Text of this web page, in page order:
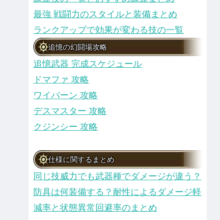
最強 戦闘力のスタイルと装備まとめ
ランクアップで効果が変わる技の一覧
追憶の幻闘場攻略
追憶武器 完成スケジュール
ドマファ 攻略
ワイバーン 攻略
デスマスター 攻略
クジンシー 攻略
仕様に関するまとめ
同じ技威力でも武器種でダメージが違う？
防具は何装備する？耐性によるダメージ軽
減率と状態異常回避率のまとめ